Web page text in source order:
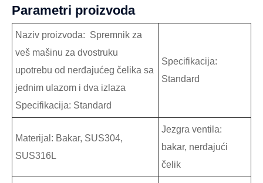
Parametri proizvoda
Naziv proizvoda: Spremnik za
veš mašinu za dvostruku
upotrebu od nerđajućeg čelika sa
jednim ulazom i dva izlaza
Specifikacija: Standard
Specifikacija:
Standard
Materijal: Bakar, SUS304,
SUS316L
Jezgra ventila:
bakar, nerđajući
čelik